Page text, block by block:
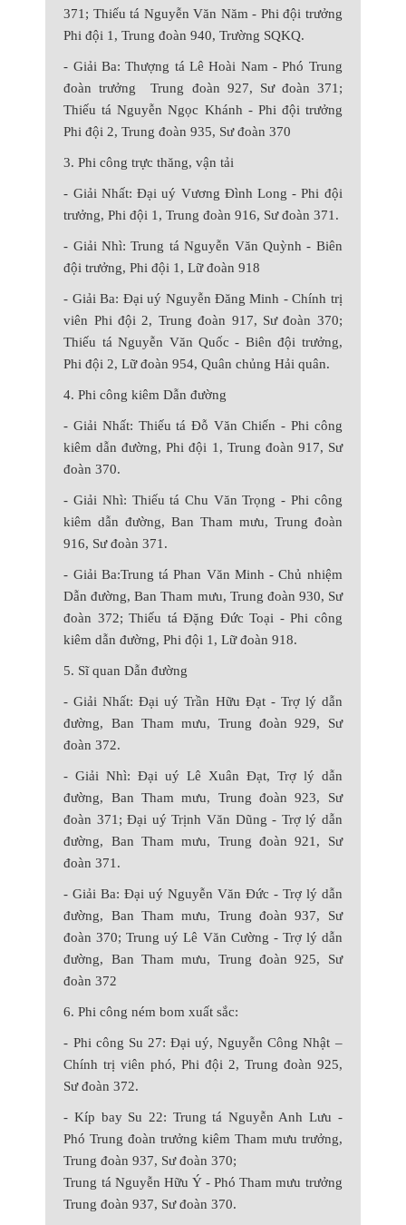
371; Thiếu tá Nguyễn Văn Năm - Phi đội trưởng
Phi đội 1, Trung đoàn 940, Trường SQKQ.
- Giải Ba: Thượng tá Lê Hoài Nam - Phó Trung
đoàn trưởng Trung đoàn 927, Sư đoàn 371;
Thiếu tá Nguyễn Ngọc Khánh - Phi đội trưởng
Phi đội 2, Trung đoàn 935, Sư đoàn 370
3. Phi công trực thăng, vận tải
- Giải Nhất: Đại uý Vương Đình Long - Phi đội
trưởng, Phi đội 1, Trung đoàn916, Sư đoàn 371.
- Giải Nhì: Trung tá Nguyễn Văn Quỳnh - Biên
đội trưởng, Phi đội 1, Lữ đoàn 918
- Giải Ba: Đại uý Nguyễn Đăng Minh - Chính trị
viên Phi đội 2, Trung đoàn 917, Sư đoàn 370;
Thiếu tá Nguyễn Văn Quốc - Biên đội trưởng,
Phi đội 2, Lữ đoàn 954, Quân chủng Hải quân.
4. Phi công kiêm Dẫn đường
- Giải Nhất: Thiếu tá Đỗ Văn Chiến - Phi công
kiêm dẫn đường, Phi đội 1, Trung đoàn 917, Sư
đoàn 370.
- Giải Nhì: Thiếu tá Chu Văn Trọng - Phi công
kiêm dẫn đường, Ban Tham mưu, Trung đoàn
916, Sư đoàn 371.
- Giải Ba:Trung tá Phan Văn Minh - Chủ nhiệm
Dẫn đường, Ban Tham mưu, Trung đoàn 930, Sư
đoàn 372; Thiếu tá Đặng Đức Toại - Phi công
kiêm dẫn đường, Phi đội 1, Lữ đoàn 918.
5. Sĩ quan Dẫn đường
- Giải Nhất: Đại uý Trần Hữu Đạt - Trợ lý dẫn
đường, Ban Tham mưu, Trung đoàn 929, Sư
đoàn 372.
- Giải Nhì: Đại uý Lê Xuân Đạt, Trợ lý dẫn
đường, Ban Tham mưu, Trung đoàn 923, Sư
đoàn 371; Đại uý Trịnh Văn Dũng - Trợ lý dẫn
đường, Ban Tham mưu, Trung đoàn 921, Sư
đoàn 371.
- Giải Ba:Đại uý Nguyễn Văn Đức - Trợ lý dẫn
đường, Ban Tham mưu, Trung đoàn 937, Sư
đoàn 370; Trung uý Lê Văn Cường - Trợ lý dẫn
đường, Ban Tham mưu, Trung đoàn 925, Sư
đoàn 372
6. Phi công ném bom xuất sắc:
- Phi công Su 27: Đại uý, Nguyễn Công Nhật –
Chính trị viên phó, Phi đội 2, Trung đoàn 925,
Sư đoàn 372.
- Kíp bay Su 22: Trung tá Nguyễn Anh Lưu -
Phó Trung đoàn trưởng kiêm Tham mưu trưởng,
Trung đoàn 937, Sư đoàn 370;
Trung tá Nguyễn Hữu Ý - Phó Tham mưu trưởng
Trung đoàn 937, Sư đoàn 370.